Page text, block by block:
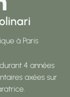
à Paris
4 années
axées sur